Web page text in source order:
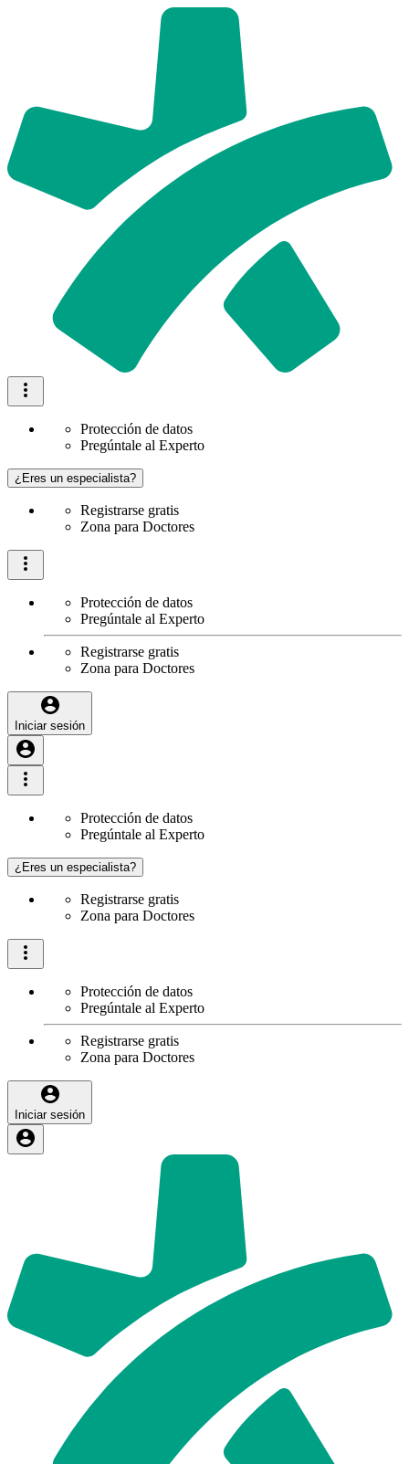
Protección de datos
Pregúntale al Experto
¿Eres un especialista?
Registrarse gratis
Zona para Doctores
Protección de datos
Pregúntale al Experto
Registrarse gratis
Zona para Doctores
Iniciar sesión
Protección de datos
Pregúntale al Experto
¿Eres un especialista?
Registrarse gratis
Zona para Doctores
Protección de datos
Pregúntale al Experto
Registrarse gratis
Zona para Doctores
Iniciar sesión